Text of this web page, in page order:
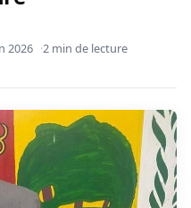
2026 2 min de lecture